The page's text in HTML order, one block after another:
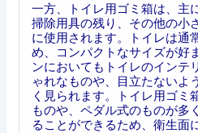
一方、トイレ用ゴミ箱は、主
掃除用具の残り、その他の小
に使用されます。トイレは通
め、コンパクトなサイズが好
ンにおいてもトイレのインテ
ゃれなものや、目立たないよ
く見られます。トイレ用ゴミ
ものや、ペダル式のものが多
ることができるため、衛生面